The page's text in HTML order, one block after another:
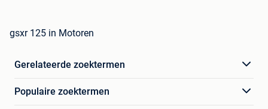
gsxr 125 in Motoren
Gerelateerde zoektermen
Populaire zoektermen